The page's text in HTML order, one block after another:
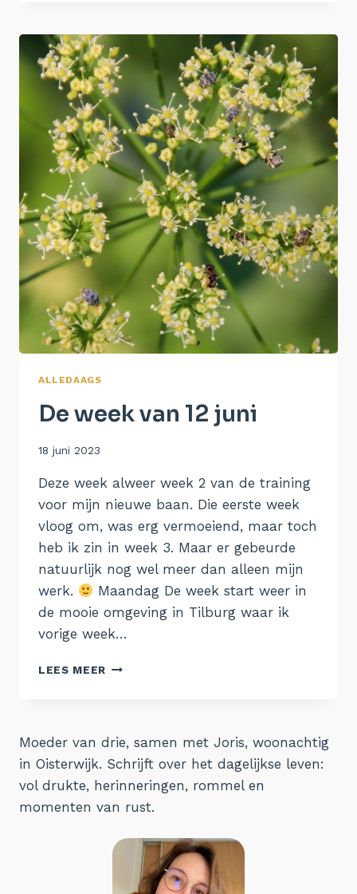
ALLEDAAGS
De week van 12 juni
Door
18 juni 2023
Deze week alweer week 2 van de training
voor mijn nieuwe baan. Die eerste week
vloog om, was erg vermoeiend, maar toch
heb ik zin in week 3. Maar er gebeurde
natuurlijk nog wel meer dan alleen mijn
werk.
Maandag De week start weer in
de mooie omgeving in Tilburg waar ik
vorige week…
LEES MEER DE
Moeder van drie, samen met Joris, woonachtig
in Oisterwijk. Schrijft over het dagelijkse leven:
vol drukte, herinneringen, rommel en
momenten van rust.